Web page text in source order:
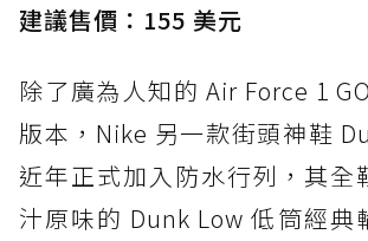
建議售價：155 美元
除了廣為人知的 Air Force 1
版本，Nike 另一款街頭神鞋
近年正式加入防水行列，其全
汁原味的 Dunk Low 低筒經典